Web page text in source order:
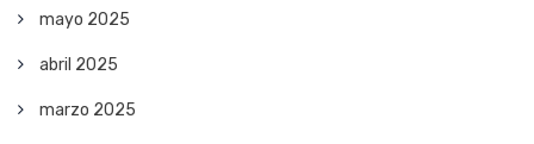
mayo 2025
abril 2025
marzo 2025